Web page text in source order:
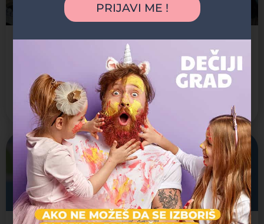
Mala Škola Elektronike - Vračar
Elektronika za decu i robotika za decu
Škola tehnologija
Vračar
Zatvoreno
PRIJAVI ME !